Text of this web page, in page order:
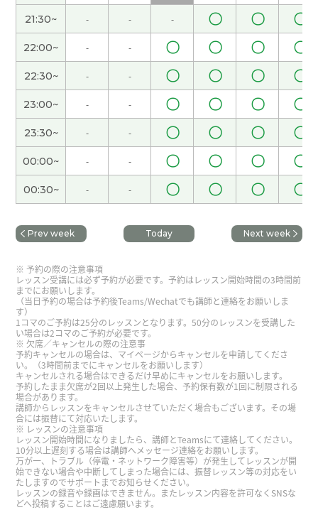
谢谢您。我要加油！
谢谢您。我要加油！
谢谢您。我要加油！
谢谢！我的语法还差得远，但是我想每天写汉语的
短句子。
谢谢您。我要加油！
谢谢您。我要加油！
谢谢您。我要加油！
谢谢！( 30代 男性 )
谢谢您。我要加油！
谢谢您。明天见!
谢谢您。明天见!
谢谢！( 30代 男性 )
谢谢您, 好好休息！
21:30~ - - - 〇 〇 〇
22:00~ - - 〇 〇 〇 〇
22:30~ - - 〇 〇 〇 〇
23:00~ - - 〇 〇 〇 〇
23:30~ - - 〇 〇 〇 〇
00:00~ - - 〇 〇 〇 〇
00:30~ - - 〇 〇 〇 〇
Prev week Today Next week
予約の際の注意事項
レッスン受講には必ず予約が必要です。予約はレッスン開始時間の3時間前
までにお願いします。
（当日予約の場合は予約後Teams/Wechatでも講師と連絡をお願いしま
す）
1コマのご予約は25分のレッスンとなります。50分のレッスンを受講した
い場合は2コマのご予約が必要です。
欠席／キャンセルの際の注意事
予約キャンセルの場合は、マイページからキャンセルを申請してくださ
い。（3時間前までにキャンセルをお願いします）
キャンセルされる場合はできるだけ早めにキャンセルをお願いします。
予約したまま欠席が2回以上発生した場合、予約保有数が1回に制限される
場合があります。
講師からレッスンをキャンセルさせていただく場合もございます。その場
合には振替にて対応いたします。
レッスンの注意事項
レッスン開始時間になりましたら、講師とTeamsにて連絡してください。
10分以上遅刻する場合は講師へメッセージ連絡をお願いします。
万が一、トラブル（停電・ネットワーク障害等）が発生してレッスンが開
始できない場合や中断してしまった場合には、振替レッスン等の対応をい
たしますのでサポートまでお知らせください。
レッスンの録音や録画はできません。またレッスン内容を許可なくSNSな
どへ投稿することはご遠慮願います。